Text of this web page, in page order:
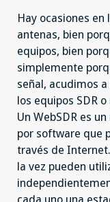
Hay ocasiones
antenas, bien
equipos, bien
simplemente
señal, acudimos
los equipos SDR
Un WebSDR es
por software que
través de
la vez pueden
cada uno una